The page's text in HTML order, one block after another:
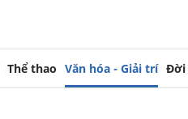
Thể thao Văn hóa - Giải trí Đời